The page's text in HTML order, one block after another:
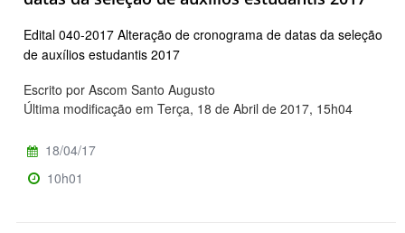
Edital 040-2017 Alteração de cronograma de datas da seleção
de auxílios estudantis 2017
Escrito por Ascom Santo Augusto
Última modificação em Terça, 18 de Abril de 2017, 15h04
18/04/17
10h01